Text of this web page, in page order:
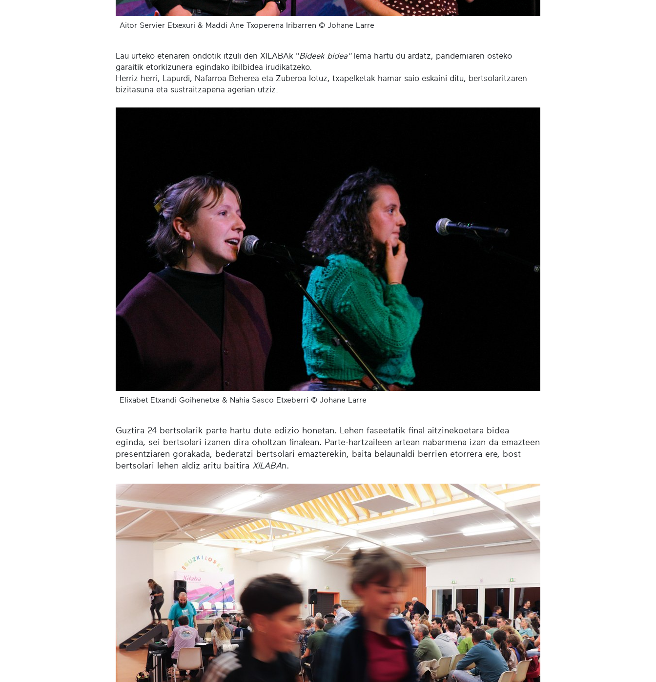
Aitor Servier Etxexuri & Maddi Ane Txoperena Iribarren © Johane Larre
Lau urteko etenaren ondotik itzuli den XILABAk "Bideek bidea"lema hartu du ardatz, pandemiaren osteko
garaitik etorkizunera egindako ibilbidea irudikatzeko.
Herriz herri, Lapurdi, Nafarroa Beherea eta Zuberoa lotuz, txapelketak hamar saio eskaini ditu, bertsolaritzaren
bizitasuna eta sustraitzapena agerian utziz.
Elixabet Etxandi Goihenetxe & Nahia Sasco Etxeberri © Johane Larre
Guztira 24 bertsolarik parte hartu dute edizio honetan. Lehen faseetatik final aitzinekoetara bidea
eginda, sei bertsolari izanen dira oholtzan finalean. Parte-hartzaileen artean nabarmena izan da emazteen
presentziaren gorakada, bederatzi bertsolari emazterekin, baita belaunaldi berrien etorrera ere, bost
bertsolari lehen aldiz aritu baitira XILABAn.